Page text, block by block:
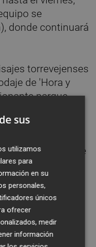
se
donde continuará
torrevejenses
de 'Hora y
parque
Mata y
más de la
y sus
montañas de
se graban
asegurado.
de El
y Corax Films.
sus
utilizamos
para
en su
personales,
únicos
ofrecer
medir
información